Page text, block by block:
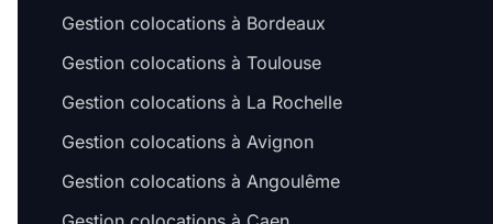
Gestion colocations à Bordeaux
Gestion colocations à Toulouse
Gestion colocations à La Rochelle
Gestion colocations à Avignon
Gestion colocations à Angoulême